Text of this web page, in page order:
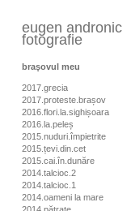
eugen andronic
fotografie
braşovul meu
2017.grecia
2017.proteste.brașov
2016.flori.la.sighișoara
2016.la.peleș
2015.nuduri.împietrite
2015.țevi.din.cet
2015.cai.în.dunăre
2014.talcioc.2
2014.talcioc.1
2014.oameni la mare